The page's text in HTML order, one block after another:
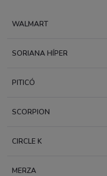
WALMART
SORIANA HÍPER
PITICÓ
SCORPION
CIRCLE K
MERZA